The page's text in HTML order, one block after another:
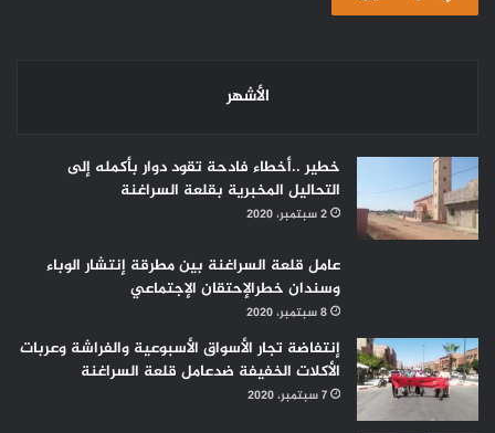
الأشهر
خطير ..أخطاء فادحة تقود دوار بأكمله إلى
التحاليل المخبرية بقلعة السراغنة
2 سبتمبر، 2020
عامل قلعة السراغنة بين مطرقة إنتشار الوباء
وسندان خطرالإحتقان الإجتماعي
8 سبتمبر، 2020
إنتفاضة تجار الأسواق الأسبوعية والفراشة وعربات
الأكلات الخفيفة ضدعامل قلعة السراغنة
7 سبتمبر، 2020